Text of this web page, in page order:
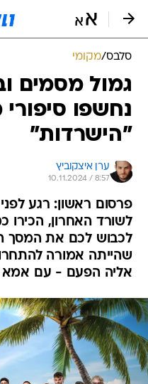
סלבס/מקומי
גמול מסמים
נחשפו
"הישרדות"
ערן איצקוביץ
10.11.2024 / 8:57
פרסום ראשון: רגע
לשורד האחרון,
לכבוש לכם את המסך
שהייתה אמורה
אליה הפעם - עם אמא